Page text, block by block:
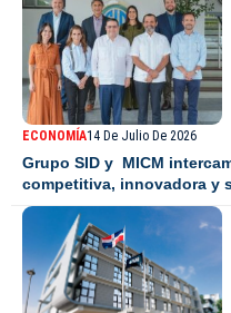
ECONOMÍA14 De Julio De 2026
Grupo SID y MICM
competitiva, innovadora y